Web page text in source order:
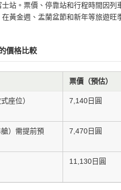
站。票價、停靠站和行程時間因
黃金週、盂蘭盆節和新年等旅遊
價格比較
票價（預估）
座位） 7,140日圓
）需提前預
7,470日圓
11,130日圓